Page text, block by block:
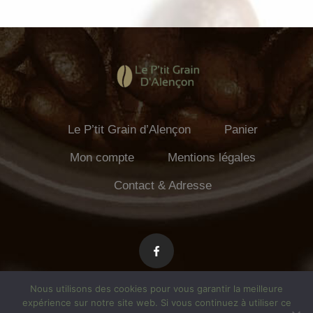
Le P’tit Grain d’Alençon Panier
Mon compte Mentions légales
Contact & Adresse
Nous utilisons des cookies pour vous garantir la meilleure
expérience sur notre site web. Si vous continuez à utiliser ce